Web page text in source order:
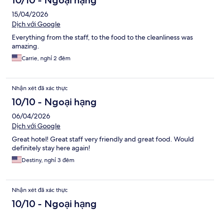
15/04/2026
Dịch với Google
Everything from the staff, to the food to the cleanliness was
amazing.
Carrie, nghỉ 2 đêm
Nhận xét đã xác thực
10/10 - Ngoại hạng
06/04/2026
Dịch với Google
Great hotel! Great staff very friendly and great food. Would
definitely stay here again!
Destiny, nghỉ 3 đêm
Nhận xét đã xác thực
10/10 - Ngoại hạng